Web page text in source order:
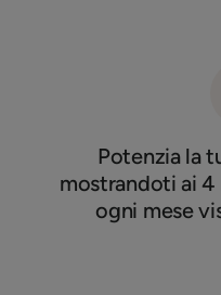
Potenzia la
mostrandoti ai
ogni mese